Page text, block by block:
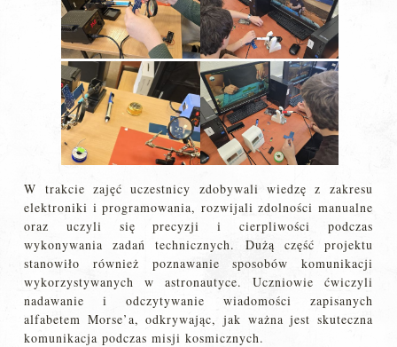
W trakcie zajęć uczestnicy zdobywali wiedzę z zakresu
elektroniki i programowania, rozwijali zdolności manualne
oraz uczyli się precyzji i cierpliwości podczas
wykonywania zadań technicznych. Dużą część projektu
stanowiło również poznawanie sposobów komunikacji
wykorzystywanych w astronautyce. Uczniowie ćwiczyli
nadawanie i odczytywanie wiadomości zapisanych
alfabetem Morse’a, odkrywając, jak ważna jest skuteczna
komunikacja podczas misji kosmicznych.